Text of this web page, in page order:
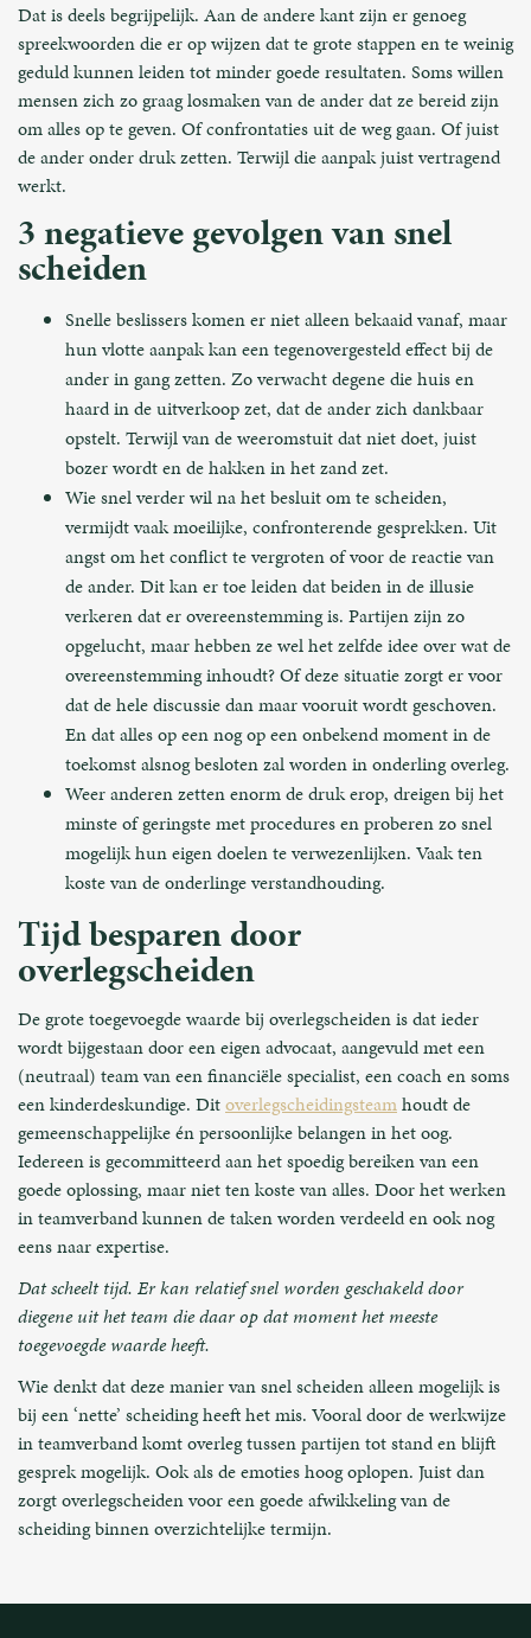
Dat is deels begrijpelijk. Aan de andere kant zijn er genoeg
spreekwoorden die er op wijzen dat te grote stappen en te weinig
geduld kunnen leiden tot minder goede resultaten. Soms willen
mensen zich zo graag losmaken van de ander dat ze bereid zijn
om alles op te geven. Of confrontaties uit de weg gaan. Of juist
de ander onder druk zetten. Terwijl die aanpak juist vertragend
werkt.
3 negatieve gevolgen van snel
scheiden
Snelle beslissers komen er niet alleen bekaaid vanaf, maar
hun vlotte aanpak kan een tegenovergesteld effect bij de
ander in gang zetten. Zo verwacht degene die huis en
haard in de uitverkoop zet, dat de ander zich dankbaar
opstelt. Terwijl van de weeromstuit dat niet doet, juist
bozer wordt en de hakken in het zand zet.
Wie snel verder wil na het besluit om te scheiden,
vermijdt vaak moeilijke, confronterende gesprekken. Uit
angst om het conflict te vergroten of voor de reactie van
de ander. Dit kan er toe leiden dat beiden in de illusie
verkeren dat er overeenstemming is. Partijen zijn zo
opgelucht, maar hebben ze wel het zelfde idee over wat de
overeenstemming inhoudt? Of deze situatie zorgt er voor
dat de hele discussie dan maar vooruit wordt geschoven.
En dat alles op een nog op een onbekend moment in de
toekomst alsnog besloten zal worden in onderling overleg.
Weer anderen zetten enorm de druk erop, dreigen bij het
minste of geringste met procedures en proberen zo snel
mogelijk hun eigen doelen te verwezenlijken. Vaak ten
koste van de onderlinge verstandhouding.
Tijd besparen door
overlegscheiden
De grote toegevoegde waarde bij overlegscheiden is dat ieder
wordt bijgestaan door een eigen advocaat, aangevuld met een
(neutraal) team van een financiële specialist, een coach en soms
een kinderdeskundige. Ditoverlegscheidingsteamhoudt de
gemeenschappelijke én persoonlijke belangen in het oog.
Iedereen is gecommitteerd aan het spoedig bereiken van een
goede oplossing, maar niet ten koste van alles. Door het werken
in teamverband kunnen de taken worden verdeeld en ook nog
eens naar expertise.
Dat scheelt tijd. Er kan relatief snel worden geschakeld door
diegene uit het team die daar op dat moment het meeste
toegevoegde waarde heeft.
Wie denkt dat deze manier van snel scheiden alleen mogelijk is
bij een ‘nette’ scheiding heeft het mis. Vooral door de werkwijze
in teamverband komt overleg tussen partijen tot stand en blijft
gesprek mogelijk. Ook als de emoties hoog oplopen. Juist dan
zorgt overlegscheiden voor een goede afwikkeling van de
scheiding binnen overzichtelijke termijn.